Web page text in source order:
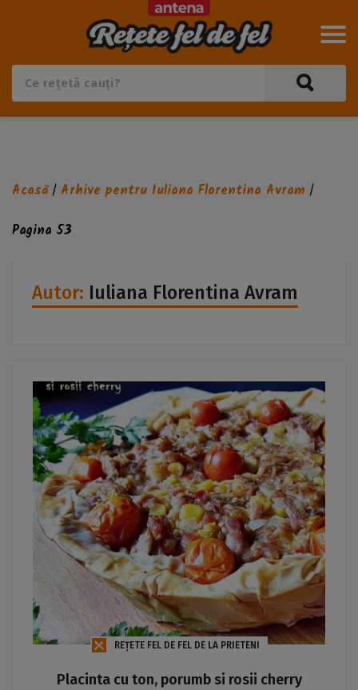
Acasă/ Arhive pentru Iuliana Florentina Avram /
Pagina 53
Autor: Iuliana Florentina Avram
REȚETE FEL DE FEL DE LA PRIETENI
Placinta cu ton, porumb si rosii cherry